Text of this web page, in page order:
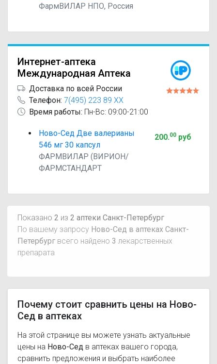
ФармВИЛАР НПО, Россия
Интернет-аптека
Международная Аптека
Доставка по всей России
Телефон: 7(495) 223 89 XX
Время работы: Пн-Вс: 09:00-21:00
Ново-Сед Две валерианы
546 мг 30 капсул
ФАРМВИЛАР (ВИРИОН/
ФАРМСТАНДАРТ
200.00руб
Показано 2 из 2 аптеки Санкт-Петербург
По вашему запросу Ново-Сед в аптеках Санкт-
Петербург всего найдено 3 лекарственных
препарата
Почему стоит сравнить цены на Ново-
Сед в аптеках
На этой странице вы можете узнать актуальные
цены на Ново-Сед в аптеках вашего города,
сравнить предложения и выбрать наиболее